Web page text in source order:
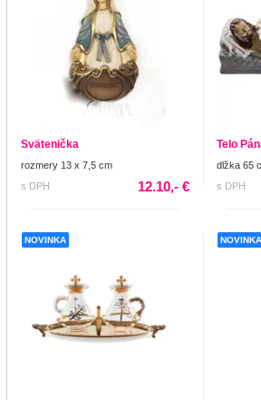
Svätenička
rozmery 13 x 7,5 cm
s DPH
12.10,- €
Telo
dlžka 65
s DPH
NOVINKA NOVINKA